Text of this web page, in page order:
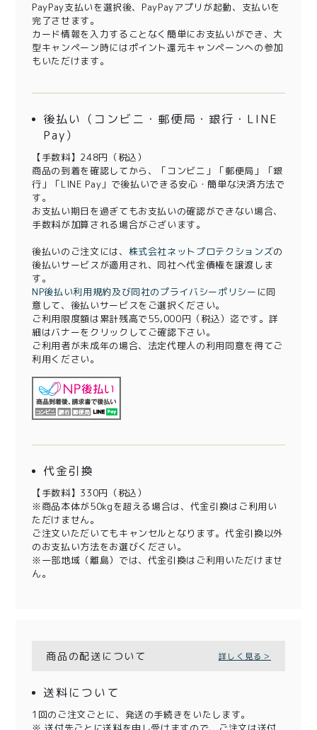
PayPay支払いを選択後、PayPayアプリが起動、支払いを
完了させます。
カード情報を入力することなく簡単にお支払いができ、大
型キャンペーン時にはポイント還元キャンペーンへの参加
もいただけます。
後払い（コンビニ・郵便局・銀行・LINE
Pay）
【手数料】248円（税込）
商品の到着を確認してから、「コンビニ」「郵便局」「銀
行」「LINE Pay」で後払いできる安心・簡単な決済方法で
す。
お支払い期日を過ぎてもお支払いの確認ができない場合、
手数料が加算される場合がございます。
後払いのご注文には、 株式会社ネットプロテクションズの
後払いサービスが適用され、同社へ代金債権を譲渡しま
す。
NP後払い利用規約及び同社のプライバシーポリシー に同
意して、後払いサービスをご選択ください。
ご利用限度額は累計残高で55,000円（税込）迄です。詳
細はバナーをクリックしてご確認下さい。
ご利用者が未成年の場合、法定代理人の利用同意を得てご
利用ください。
代金引換
【手数料】330円（税込）
※商品本体が50kgを超える場合は、代金引換はご利用い
ただけません。
ご注文いただいてもキャンセルとなります。代金引換以外
のお支払い方法をお選びください。
※一部地域（離島）では、代金引換はご利用いただけませ
ん。
商品の配送について 詳しく見る＞
送料について
1回のご注文ごとに、発送の手続きをいたします。